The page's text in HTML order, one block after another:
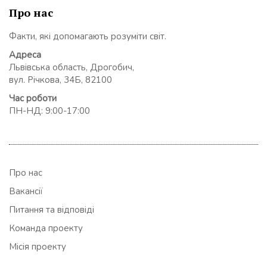
Про нас
Факти, які допомагають розуміти світ.
Адреса
Львівська область, Дрогобич,
вул. Річкова, 34Б, 82100
Час роботи
ПН-НД: 9:00-17:00
Про нас
Вакансії
Питання та відповіді
Команда проекту
Місія проекту